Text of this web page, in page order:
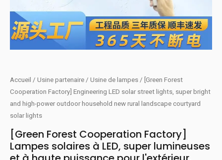
Accueil / Usine partenaire / Usine de lampes / [Green Forest
Cooperation Factory] Engineering LED solar street lights, super bright
and high-power outdoor household new rural landscape courtyard
solar lights
[Green Forest Cooperation Factory]
Lampes solaires à LED, super lumineuses